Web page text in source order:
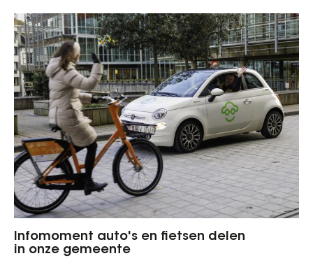
Infomoment auto's en fietsen delen
in onze gemeente